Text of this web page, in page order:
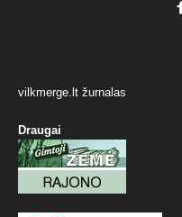
vilkmerge.lt žurnalas
Draugai